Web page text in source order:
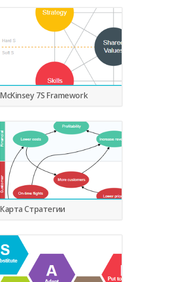
McKinsey 7S Framework
Карта Стратегии